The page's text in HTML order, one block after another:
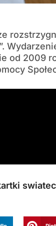
od 2009